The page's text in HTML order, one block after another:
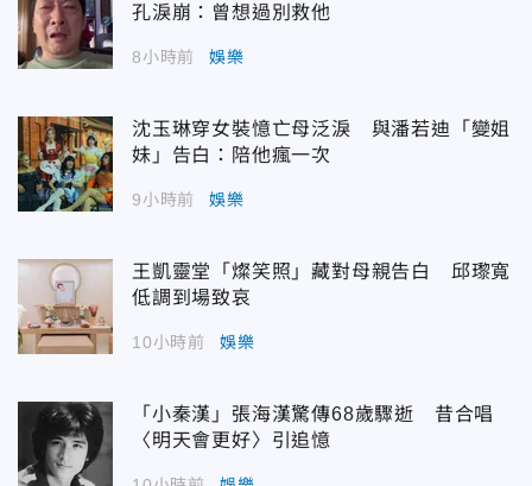
孔淚崩：曾想過別救他
8小時前 娛樂
沈玉琳穿女裝憶亡母泛淚 與潘若迪「變姐
妹」告白：陪他瘋一次
9小時前 娛樂
王凱靈堂「燦笑照」藏對母親告白 邱瓈寬
低調到場致哀
10小時前 娛樂
「小秦漢」張海漢驚傳68歲驟逝 昔合唱
〈明天會更好〉引追憶